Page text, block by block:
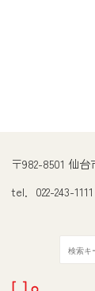
〒982-8501 仙
tel．022-243-